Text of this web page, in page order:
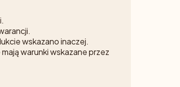
wskazano inaczej.
warunki wskazane przez